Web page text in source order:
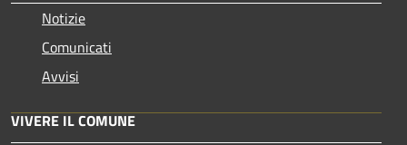
Notizie
Comunicati
Avvisi
VIVERE IL COMUNE